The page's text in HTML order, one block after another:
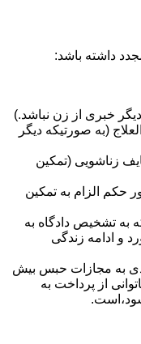
داشته باشد:
خبری از زن نباشد.)
(به صورتیکه دیگر
زناشویی (تمکین
حکم الزام به تمکین
به تشخیص دادگاه به
و ادامه زندگی
به مجازات حبس بیش
از پرداخت به